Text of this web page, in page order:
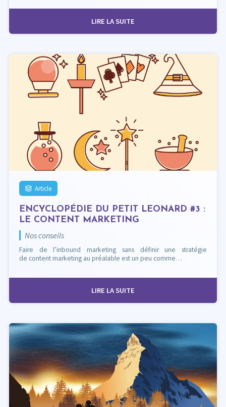
LIRE LA SUITE
Article
ENCYCLOPÉDIE DU PETIT LEONARD #3 :
LE CONTENT MARKETING
Nos conseils
Faire de l’inbound marketing sans définir une stratégie
de content marketing au préalable est un peu comme…
LIRE LA SUITE